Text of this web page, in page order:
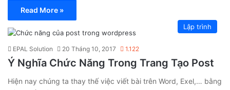
Read More »
Lập trình
EPAL Solution 20 Tháng 10, 2017 1.122
Ý Nghĩa Chức Năng Trong Trang Tạo Post
Hiện nay chúng ta thay thế việc viết bài trên Word, Exel,… bằng